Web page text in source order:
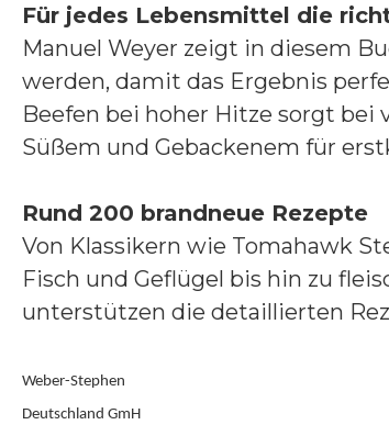
Für jedes Lebensmittel die
Manuel Weyer zeigt in diesem
werden, damit das Ergebnis
Beefen bei hoher Hitze sorgt bei
Süßem und Gebackenem für
Rund 200 brandneue Rezepte
Von Klassikern wie Tomahawk
Fisch und Geflügel bis hin zu
unterstützen die detaillierten
Weber-Stephen
Deutschland GmH